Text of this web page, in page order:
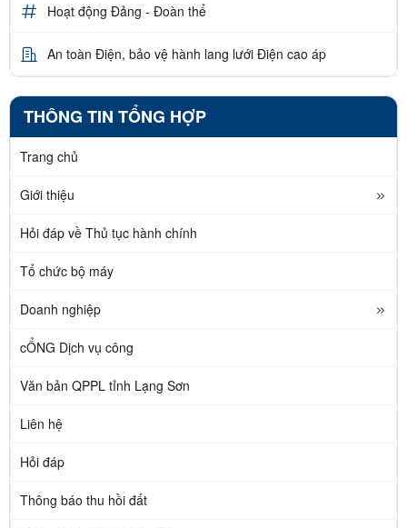
Hoạt động Đảng - Đoàn thể
An toàn Điện, bảo vệ hành lang lưới Điện cao áp
THÔNG TIN TỔNG HỢP
Trang chủ
Giới thiệu
Hỏi đáp về Thủ tục hành chính
Tổ chức bộ máy
Doanh nghiệp
cỔNG Dịch vụ công
Văn bản QPPL tỉnh Lạng Sơn
Liên hệ
Hỏi đáp
Thông báo thu hồi đất